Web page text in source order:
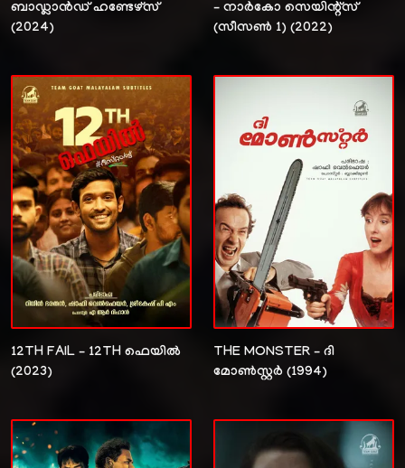
ബാഡ്ലാൻഡ് ഹണ്ടേഴ്സ്
(2024)
– നാർകോ സെയിന്റ്സ്
(സീസൺ 1) (2022)
12TH FAIL – 12TH ഫെയിൽ
(2023)
THE MONSTER – ദി
മോൺസ്റ്റർ (1994)